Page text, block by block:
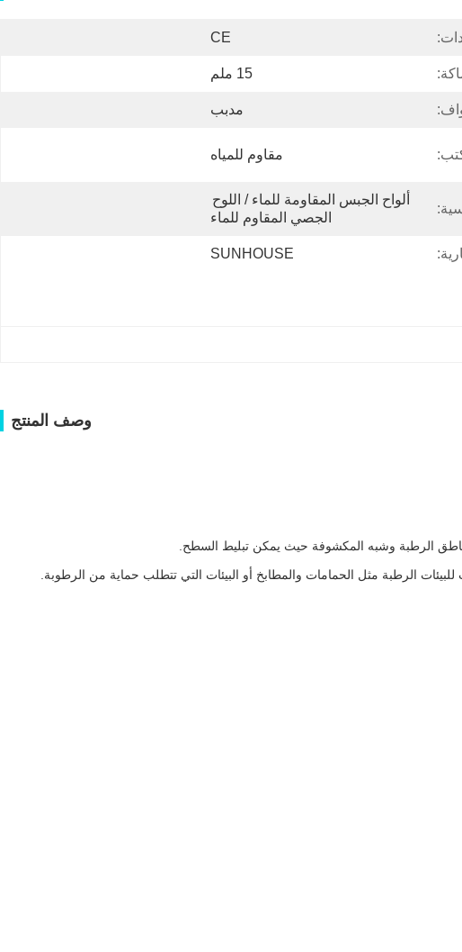
CE
15 ملم
مدبب
مقاوم للمياه
الجصي المقاوم للماء
SUNHOUSE
وصف المنتج
الرطبة وشبه المكشوفة حيث يمكن تبليط السطح.
الرطبة مثل الحمامات والمطابخ أو البيئات التي تتطلب حماية من الرطوبة.